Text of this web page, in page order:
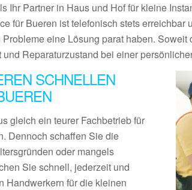
Ihr Partner in Haus und Hof für kleine
für Bueren ist telefonisch stets erreichbar
eine Lösung parat haben.
Reparaturzustand bei einer
SCHNELLEN
gleich ein teurer Fachbetrieb für
Dennoch schaffen Sie die
oder mangels
Sie schnell, jederzeit und
Handwerkern für die kleinen